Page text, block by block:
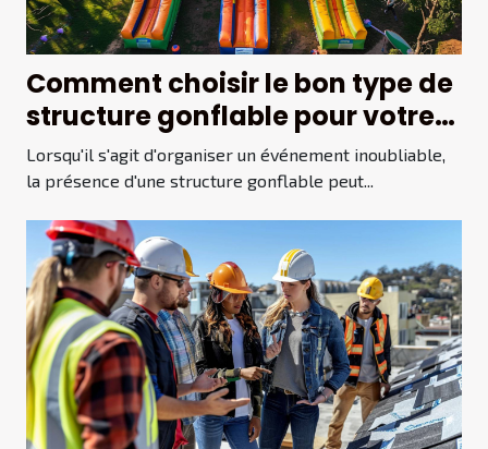
Comment choisir le bon type de
structure gonflable pour votre
événement
Lorsqu'il s'agit d'organiser un événement inoubliable,
la présence d'une structure gonflable peut...